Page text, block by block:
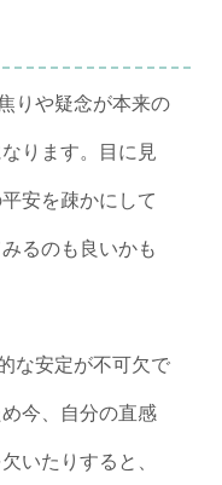
りや疑念が本来の
ります。目に見
安を疎かにして
るのも良いかも
な安定が不可欠で
今、自分の直感
いたりすると、